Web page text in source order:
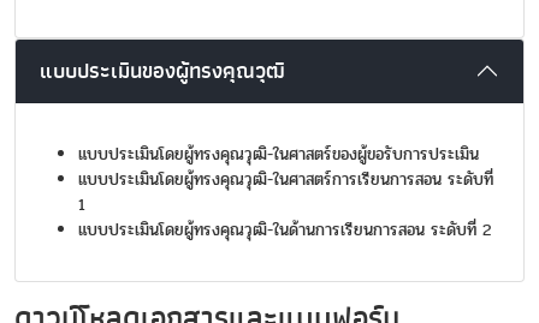
แบบประเมินของผู้ทรงคุณวุฒิ
แบบประเมินโดยผู้ทรงคุณวุฒิ-ในศาสตร์ของผู้ขอรับการประเมิน
แบบประเมินโดยผู้ทรงคุณวุฒิ-ในศาสตร์การเรียนการสอน ระดับที่
1
แบบประเมินโดยผู้ทรงคุณวุฒิ-ในด้านการเรียนการสอน ระดับที่ 2